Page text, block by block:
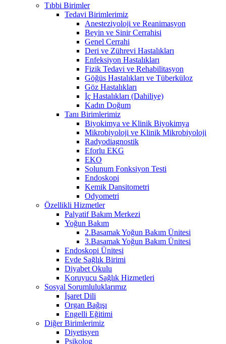
Tıbbi Birimler
Tedavi Birimlerimiz
Anesteziyoloji ve Reanimasyon
Beyin ve Sinir Cerrahisi
Genel Cerrahi
Deri ve Zührevi Hastalıkları
Enfeksiyon Hastalıkları
Fizik Tedavi ve Rehabilitasyon
Göğüs Hastalıkları ve Tüberküloz
Göz Hastalıkları
İç Hastalıkları (Dahiliye)
Kadın Doğum
Tanı Birimlerimiz
Biyokimya ve Klinik Biyokimya
Mikrobiyoloji ve Klinik Mikrobiyoloji
Radyodiagnostik
Eforlu EKG
EKO
Solunum Fonksiyon Testi
Endoskopi
Kemik Dansitometri
Odyometri
Özellikli Hizmetler
Palyatif Bakım Merkezi
Yoğun Bakım
2.Basamak Yoğun Bakım Ünitesi
3.Basamak Yoğun Bakım Ünitesi
Endoskopi Ünitesi
Evde Sağlık Birimi
Diyabet Okulu
Koruyucu Sağlık Hizmetleri
Sosyal Sorumluluklarımız
İşaret Dili
Organ Bağışı
Engelli Eğitimi
Diğer Birimlerimiz
Diyetisyen
Psikolog